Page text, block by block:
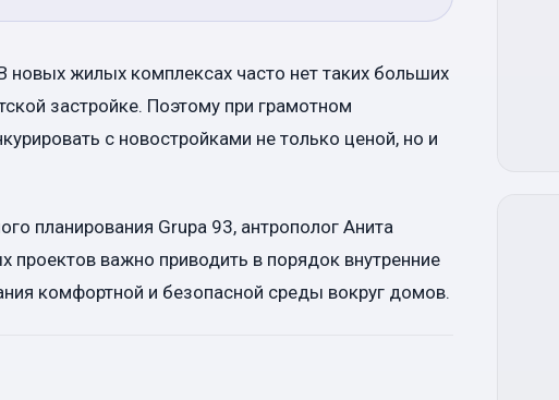
новых жилых комплексах часто нет таких больших
застройке. Поэтому при грамотном
с новостройками не только ценой, но и
планирования Grupa 93, антрополог Анита
проектов важно приводить в порядок внутренние
комфортной и безопасной среды вокруг домов.